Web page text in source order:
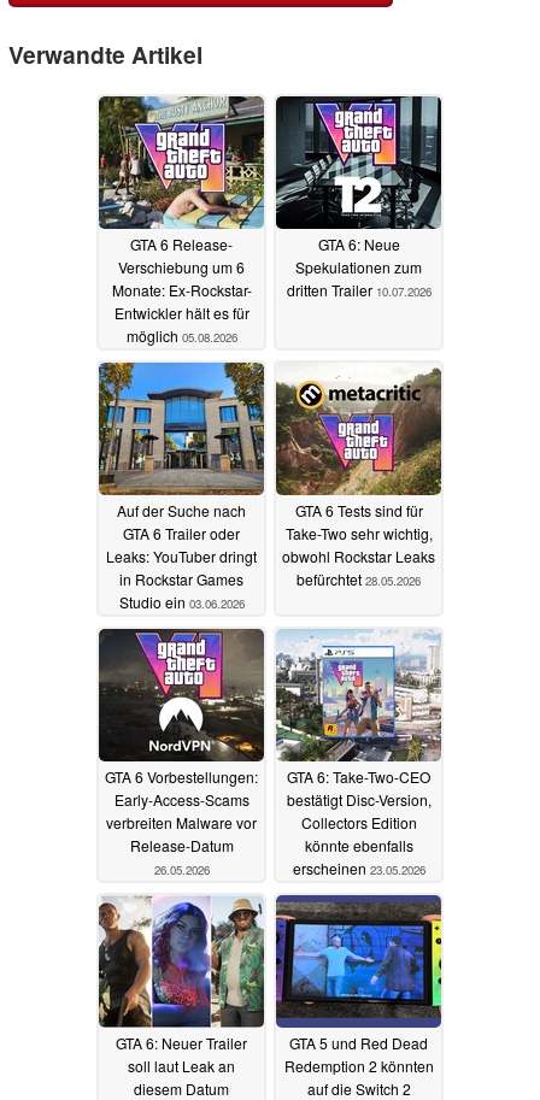
Verwandte Artikel
GTA 6 Release-
Verschiebung um 6
Monate: Ex-Rockstar-
Entwickler hält es für
möglich 05.08.2026
GTA 6: Neue
Spekulationen zum
dritten Trailer 10.07.2026
Auf der Suche nach
GTA 6 Trailer oder
Leaks: YouTuber dringt
in Rockstar Games
Studio ein 03.06.2026
GTA 6 Tests sind für
Take-Two sehr wichtig,
obwohl Rockstar Leaks
befürchtet 28.05.2026
GTA 6 Vorbestellungen:
Early-Access-Scams
verbreiten Malware vor
Release-Datum
26.05.2026
GTA 6: Take-Two-CEO
bestätigt Disc-Version,
Collectors Edition
könnte ebenfalls
erscheinen 23.05.2026
GTA 6: Neuer Trailer
soll laut Leak an
diesem Datum
GTA 5 und Red Dead
Redemption 2 könnten
auf die Switch 2